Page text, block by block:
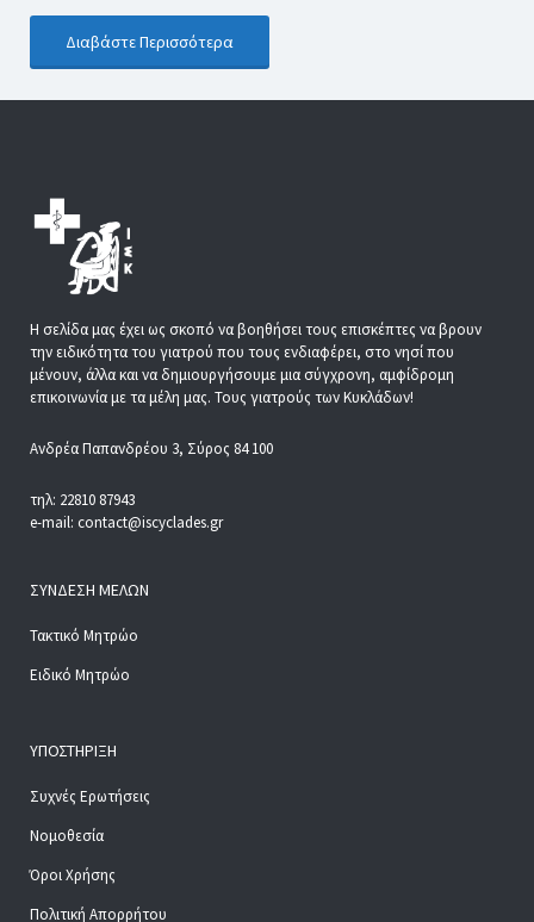
Διαβάστε Περισσότερα
Η σελίδα μας έχει ως σκοπό να βοηθήσει τους επισκέπτες να βρουν
την ειδικότητα του γιατρού που τους ενδιαφέρει, στο νησί που
μένουν, άλλα και να δημιουργήσουμε μια σύγχρονη, αμφίδρομη
επικοινωνία με τα μέλη μας. Τους γιατρούς των Κυκλάδων!
Ανδρέα Παπανδρέου 3, Σύρος 84 100
τηλ: 22810 87943
e-mail: contact@iscyclades.gr
ΣΎΝΔΕΣΗ ΜΕΛΏΝ
Τακτικό Μητρώο
Ειδικό Μητρώο
ΥΠΟΣΤΉΡΙΞΗ
Συχνές Ερωτήσεις
Νομοθεσία
Όροι Χρήσης
Πολιτική Απορρήτου